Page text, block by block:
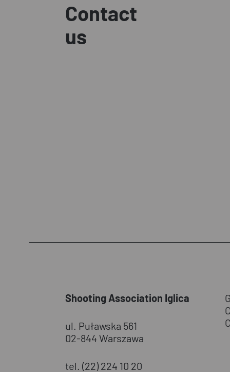
Contact
us
Shooting Association Iglica
ul. Puławska 561
02-844 Warszawa
tel. (22) 224 10 20